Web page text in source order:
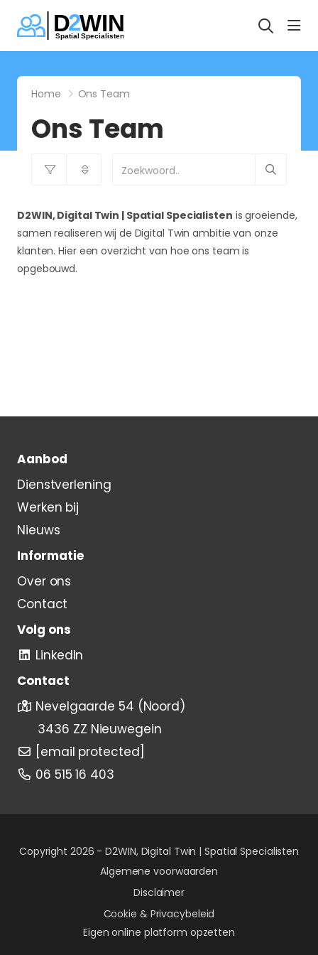
Home Ons Team
Ons Team
D2WIN, Digital Twin | Spatial Specialisten is groeiende,
samen realiseren wij de Digital Twin ambitie van onze
klanten. Hier een overzicht van hoe ons team is
opgebouwd.
Aanbod
Dienstverlening
Werken bij
Nieuws
Informatie
Over ons
Contact
Volg ons
LinkedIn
Contact
Nevelgaarde 54 (Noord)
3436 ZZ Nieuwegein
[email protected]
06 515 16 403
Copyright 2026 -D2WIN, Digital Twin | Spatial Specialisten
Algemene voorwaarden
Disclaimer
Cookie & Privacybeleid
Eigen online platform opzetten